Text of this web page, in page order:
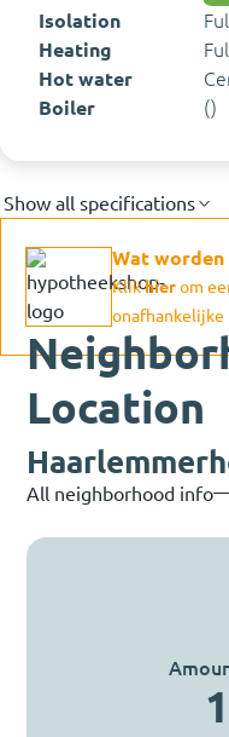
Isolation
Heating
Hot water
Boiler
()
Show all specifications
Wat worden
Klikhierom
onafhankelijke
Location
All neighborhood info